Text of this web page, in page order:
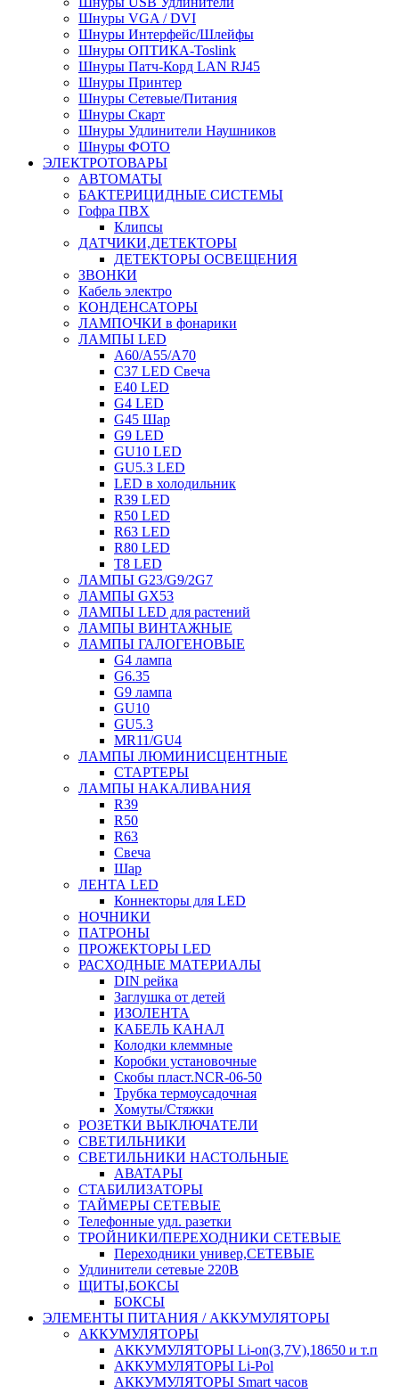
Шнуры VGA / DVI
Шнуры Интерфейс/Шлейфы
Шнуры ОПТИКА-Toslink
Шнуры Патч-Корд LAN RJ45
Шнуры Принтер
Шнуры Сетевые/Питания
Шнуры Скарт
Шнуры Удлинители Наушников
Шнуры ФОТО
ЭЛЕКТРОТОВАРЫ
АВТОМАТЫ
БАКТЕРИЦИДНЫЕ СИСТЕМЫ
Гофра ПВХ
Клипсы
ДАТЧИКИ,ДЕТЕКТОРЫ
ДЕТЕКТОРЫ ОСВЕЩЕНИЯ
ЗВОНКИ
Кабель электро
КОНДЕНСАТОРЫ
ЛАМПОЧКИ в фонарики
ЛАМПЫ LED
A60/A55/A70
C37 LED Свеча
E40 LED
G4 LED
G45 Шар
G9 LED
GU10 LED
GU5.3 LED
LED в холодильник
R39 LED
R50 LED
R63 LED
R80 LED
T8 LED
ЛАМПЫ G23/G9/2G7
ЛАМПЫ GX53
ЛАМПЫ LED для растений
ЛАМПЫ ВИНТАЖНЫЕ
ЛАМПЫ ГАЛОГЕНОВЫЕ
G4 лампа
G6.35
G9 лампа
GU10
GU5.3
MR11/GU4
ЛАМПЫ ЛЮМИНИСЦЕНТНЫЕ
СТАРТЕРЫ
ЛАМПЫ НАКАЛИВАНИЯ
R39
R50
R63
Свеча
Шар
ЛЕНТА LED
Коннекторы для LED
НОЧНИКИ
ПАТРОНЫ
ПРОЖЕКТОРЫ LED
РАСХОДНЫЕ МАТЕРИАЛЫ
DIN рейка
Заглушка от детей
ИЗОЛЕНТА
КАБЕЛЬ КАНАЛ
Колодки клеммные
Коробки установочные
Скобы пласт.NCR-06-50
Трубка термоусадочная
Хомуты/Стяжки
РОЗЕТКИ ВЫКЛЮЧАТЕЛИ
СВЕТИЛЬНИКИ
СВЕТИЛЬНИКИ НАСТОЛЬНЫЕ
АВАТАРЫ
СТАБИЛИЗАТОРЫ
ТАЙМЕРЫ СЕТЕВЫЕ
Телефонные удл. разетки
ТРОЙНИКИ/ПЕРЕХОДНИКИ СЕТЕВЫЕ
Переходники универ,СЕТЕВЫЕ
Удлинители сетевые 220В
ЩИТЫ,БОКСЫ
БОКСЫ
ЭЛЕМЕНТЫ ПИТАНИЯ / АККУМУЛЯТОРЫ
АККУМУЛЯТОРЫ
АККУМУЛЯТОРЫ Li-on(3,7V),18650 и т.п
АККУМУЛЯТОРЫ Li-Pol
АККУМУЛЯТОРЫ Smart часов